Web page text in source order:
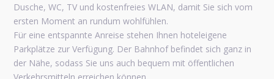
Dusche, WC, TV und kostenfreies WLAN, damit Sie sich vom
ersten Moment an rundum wohlfühlen.
Für eine entspannte Anreise stehen Ihnen hoteleigene
Parkplätze zur Verfügung. Der Bahnhof befindet sich ganz in
der Nähe, sodass Sie uns auch bequem mit öffentlichen